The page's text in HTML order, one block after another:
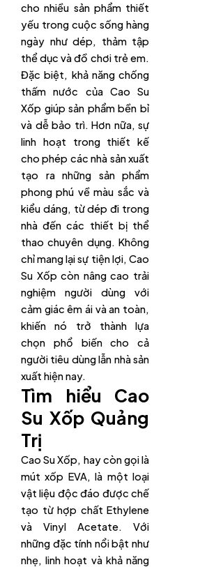
cho nhiều sản phẩm thiết
yếu trong cuộc sống hàng
ngày như dép, thảm tập
thể dục và đồ chơi trẻ em.
Đặc biệt, khả năng chống
thấm nước của Cao Su
Xốp giúp sản phẩm bền bỉ
và dễ bảo trì. Hơn nữa, sự
linh hoạt trong thiết kế
cho phép các nhà sản xuất
tạo ra những sản phẩm
phong phú về màu sắc và
kiểu dáng, từ dép đi trong
nhà đến các thiết bị thể
thao chuyên dụng. Không
chỉ mang lại sự tiện lợi, Cao
Su Xốp còn nâng cao trải
nghiệm người dùng với
cảm giác êm ái và an toàn,
khiến nó trở thành lựa
chọn phổ biến cho cả
người tiêu dùng lẫn nhà sản
xuất hiện nay.
Tìm hiểu Cao
Su Xốp Quảng
Trị
Cao Su Xốp, hay còn gọi là
mút xốp EVA, là một loại
vật liệu độc đáo được chế
tạo từ hợp chất Ethylene
và Vinyl Acetate. Với
những đặc tính nổi bật như
nhẹ, linh hoạt và khả năng